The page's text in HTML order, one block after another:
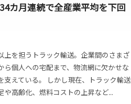
カ月連続で全産業平均を下回
上を担うトラック輸送。企業間のさまざ
ら個人への宅配まで、物流網に欠かせな
支えている。 しかし現在、トラック輸送
や高齢化、燃料コストの上昇など...